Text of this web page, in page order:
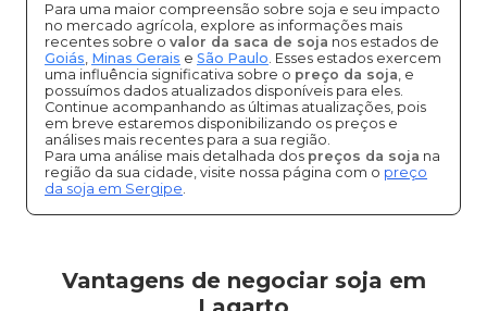
Para uma maior compreensão sobre soja e seu impacto
no mercado agrícola, explore as informações mais
recentes sobre o valor da saca de soja nos estados de
Goiás, Minas Gerais e São Paulo. Esses estados exercem
uma influência significativa sobre o preço da soja, e
possuímos dados atualizados disponíveis para eles.
Continue acompanhando as últimas atualizações, pois
em breve estaremos disponibilizando os preços e
análises mais recentes para a sua região.
Para uma análise mais detalhada dos preços da soja na
região da sua cidade, visite nossa página com o preço
da soja em Sergipe.
Vantagens de negociar soja em